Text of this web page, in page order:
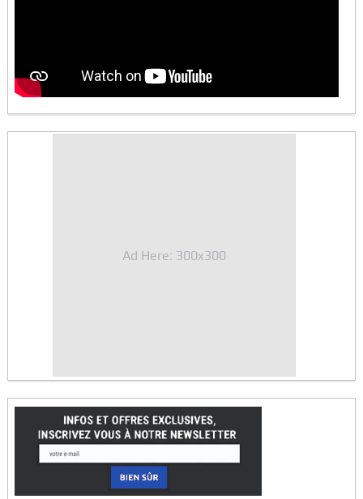
Ad Here: 300x300